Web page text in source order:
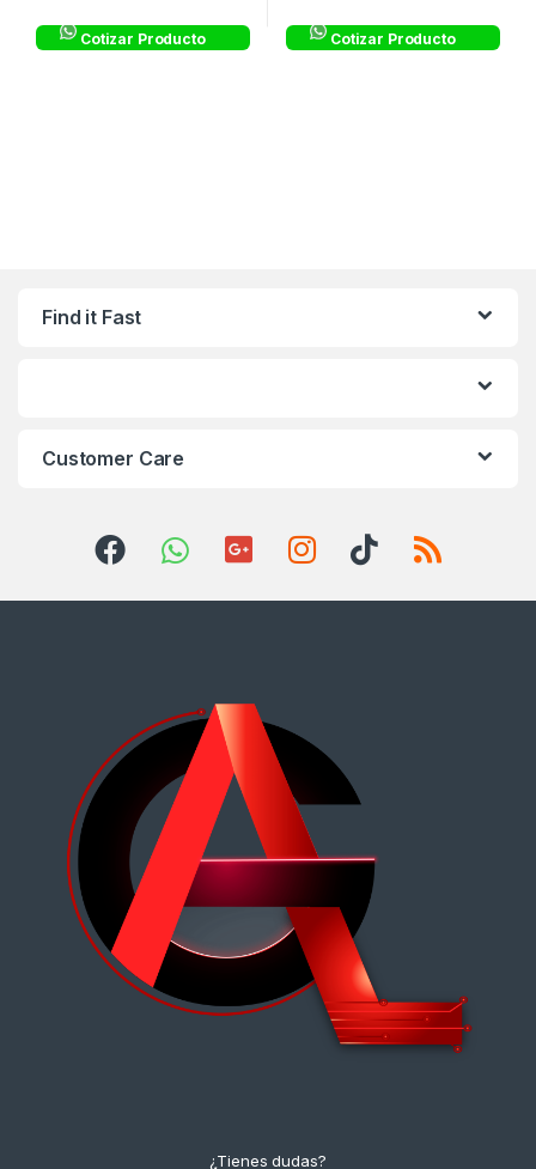
Cotizar Producto Cotizar Producto
Find it Fast
Customer Care
¿Tienes dudas?